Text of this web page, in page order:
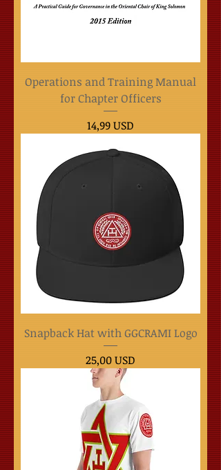
Operations and Training Manual
for Chapter Officers
Cijena
14,99 USD
Snapback Hat with GGCRAMI Logo
Cijena
25,00 USD